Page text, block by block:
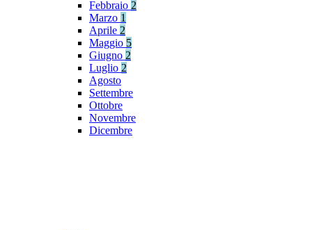
Febbraio 2
Marzo 1
Aprile 2
Maggio 5
Giugno 2
Luglio 2
Agosto
Settembre
Ottobre
Novembre
Dicembre